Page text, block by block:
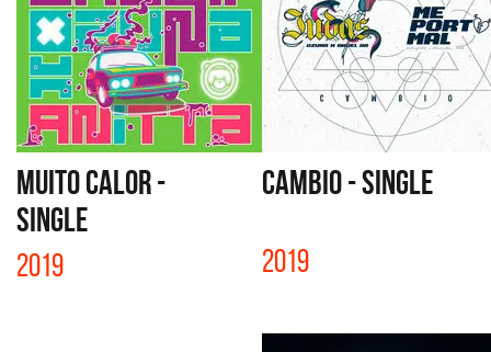
MUITO CALOR -
SINGLE
2019
CAMBIO - SINGLE
2019